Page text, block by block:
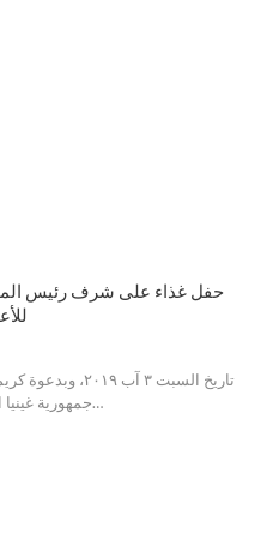
حفل غذاء على شرف رئيس
تاريخ السبت ٣ آب
جمهورية غينيا…